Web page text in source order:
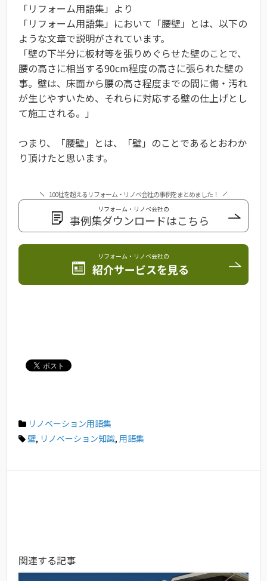
「リフォーム用語集」より
「リフォーム用語集」において「腰壁」とは、以下の
ような文章で説明がされています。
「壁の下半分に板材等を張りめぐらせた壁のことで、
腰の高さに相当する90cm程度の高さに張られた壁の
事。壁は、床面から腰の高さ程度までの間に傷・汚れ
が生じやすいため、それらに対応する壁の仕上げとし
て施工される。」
つまり、「腰壁」とは、「壁」のことであるとおわか
り頂けたと思います。
100社を超えるリフォーム・リノベ会社の事例をまとめました！
リフォーム・リノベ会社の
事例集ダウンロードはこちら
リフォーム・リノベ会社の
紹介サービスを見る
リノベーション用語集
壁, リノベーション知識, 用語集
関連する記事